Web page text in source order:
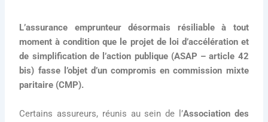
L’assurance emprunteur désormais résiliable à tout
moment à condition que le projet de loi d’accélération et
de simplification de l’action publique (ASAP – article 42
bis) fasse l’objet d’un compromis en commission mixte
paritaire (CMP).
Certains assureurs, réunis au sein de l’Association des